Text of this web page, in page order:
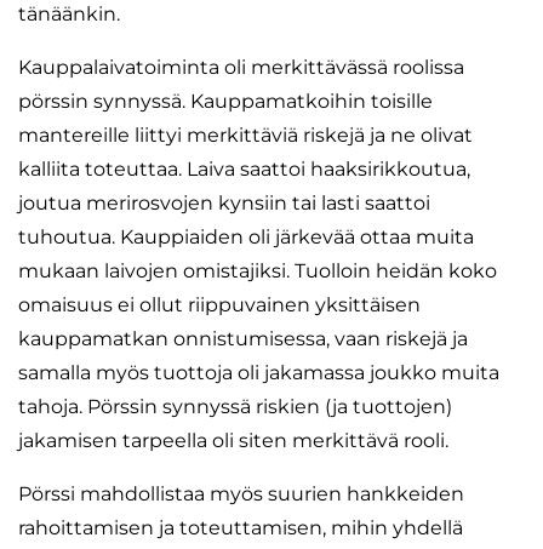
tänäänkin.
Kauppalaivatoiminta oli merkittävässä roolissa
pörssin synnyssä. Kauppamatkoihin toisille
mantereille liittyi merkittäviä riskejä ja ne olivat
kalliita toteuttaa. Laiva saattoi haaksirikkoutua,
joutua merirosvojen kynsiin tai lasti saattoi
tuhoutua. Kauppiaiden oli järkevää ottaa muita
mukaan laivojen omistajiksi. Tuolloin heidän koko
omaisuus ei ollut riippuvainen yksittäisen
kauppamatkan onnistumisessa, vaan riskejä ja
samalla myös tuottoja oli jakamassa joukko muita
tahoja. Pörssin synnyssä riskien (ja tuottojen)
jakamisen tarpeella oli siten merkittävä rooli.
Pörssi mahdollistaa myös suurien hankkeiden
rahoittamisen ja toteuttamisen, mihin yhdellä